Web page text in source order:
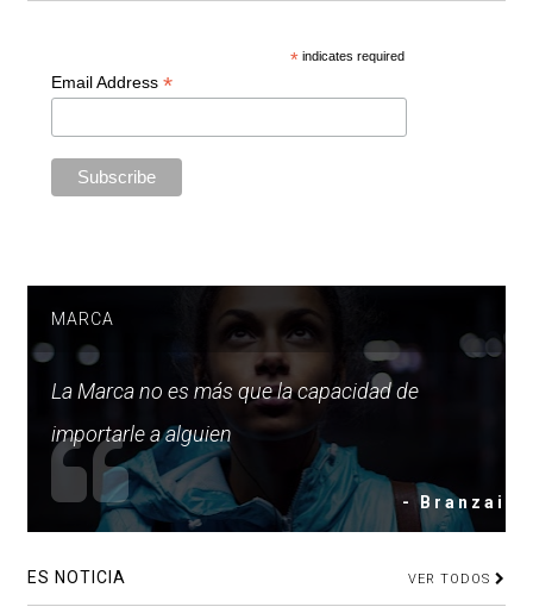
* indicates required
Email Address *
MARCA
La Marca no es más que la capacidad de
importarle a alguien
- Branzai
ES NOTICIA VER TODOS